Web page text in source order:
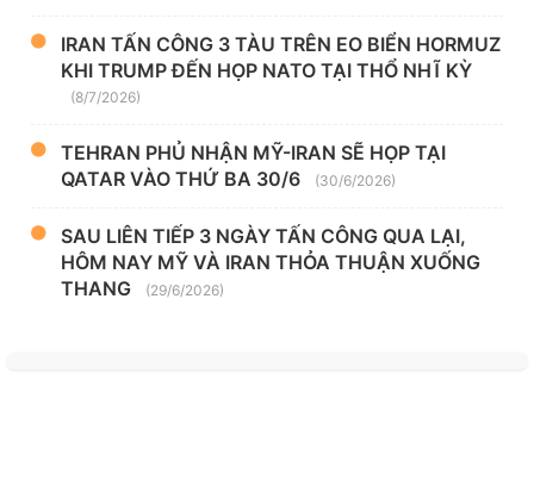
IRAN TẤN CÔNG 3 TÀU TRÊN EO BIỂN HORMUZ
KHI TRUMP ĐẾN HỌP NATO TẠI THỔ NHĨ KỲ
(8/7/2026)
TEHRAN PHỦ NHẬN MỸ-IRAN SẼ HỌP TẠI
QATAR VÀO THỨ BA 30/6
(30/6/2026)
SAU LIÊN TIẾP 3 NGÀY TẤN CÔNG QUA LẠI,
HÔM NAY MỸ VÀ IRAN THỎA THUẬN XUỐNG
THANG
(29/6/2026)